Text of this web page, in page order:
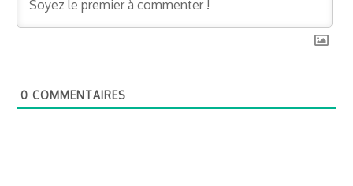
0 COMMENTAIRES